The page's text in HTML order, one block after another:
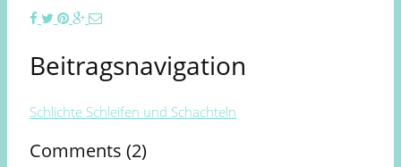
Beitragsnavigation
Schlichte Schleifen und Schachteln
Comments (2)